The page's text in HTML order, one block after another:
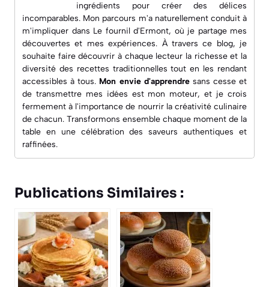
ingrédients pour créer des délices
incomparables. Mon parcours m'a naturellement conduit à
m'impliquer dans Le fournil d'Ermont, où je partage mes
découvertes et mes expériences. À travers ce blog, je
souhaite faire découvrir à chaque lecteur la richesse et la
diversité des recettes traditionnelles tout en les rendant
accessibles à tous. Mon envie d'apprendresans cesse et
de transmettre mes idées est mon moteur, et je crois
fermement à l'importance de nourrir la créativité culinaire
de chacun. Transformons ensemble chaque moment de la
table en une célébration des saveurs authentiques et
raffinées.
Publications Similaires :